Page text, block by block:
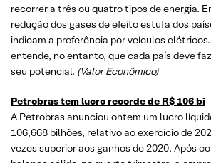
recorrer a três ou quatro tipos de energia.
redução dos gases de efeito estufa dos
indicam a preferência por veículos
entende, no entanto, que cada país deve
seu potencial. (Valor Econômico)
Petrobras tem lucro recorde de R$ 106 bi
A Petrobras anunciou ontem um lucro
106,668 bilhões, relativo ao exercício de
vezes superior aos ganhos de 2020. Após